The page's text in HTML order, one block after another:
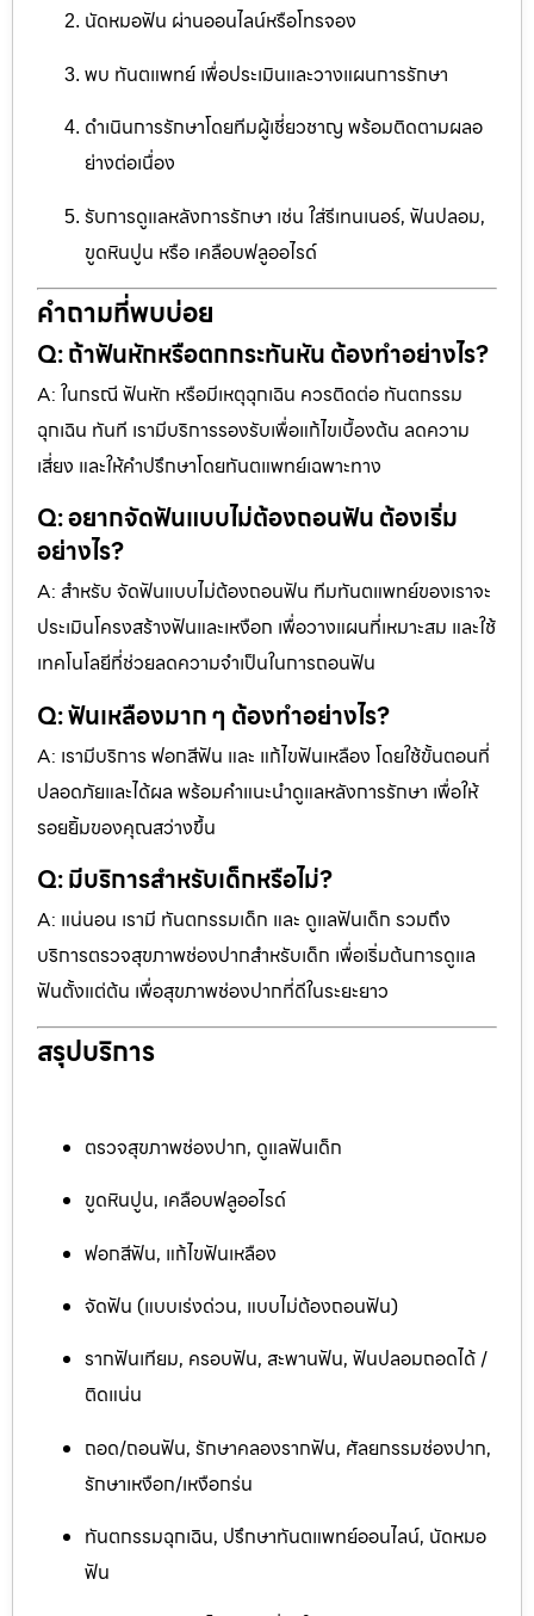
นัดหมอฟัน ผ่านออนไลน์หรือโทรจอง
พบ ทันตแพทย์ เพื่อประเมินและวางแผนการรักษา
ดำเนินการรักษาโดยทีมผู้เชี่ยวชาญ พร้อมติดตามผลอ
ย่างต่อเนื่อง
รับการดูแลหลังการรักษา เช่น ใส่รีเทนเนอร์, ฟันปลอม,
ขูดหินปูน หรือ เคลือบฟลูออไรด์
คำถามที่พบบ่อย
Q: ถ้าฟันหักหรือตกกระทันหัน ต้องทำอย่างไร?
A: ในกรณี ฟันหัก หรือมีเหตุฉุกเฉิน ควรติดต่อ ทันตกรรม
ฉุกเฉิน ทันที เรามีบริการรองรับเพื่อแก้ไขเบื้องต้น ลดความ
เสี่ยง และให้คำปรึกษาโดยทันตแพทย์เฉพาะทาง
Q: อยากจัดฟันแบบไม่ต้องถอนฟัน ต้องเริ่ม
อย่างไร?
A: สำหรับ จัดฟันแบบไม่ต้องถอนฟัน ทีมทันตแพทย์ของเราจะ
ประเมินโครงสร้างฟันและเหงือก เพื่อวางแผนที่เหมาะสม และใช้
เทคโนโลยีที่ช่วยลดความจำเป็นในการถอนฟัน
Q: ฟันเหลืองมาก ๆ ต้องทำอย่างไร?
A: เรามีบริการ ฟอกสีฟัน และ แก้ไขฟันเหลือง โดยใช้ขั้นตอนที่
ปลอดภัยและได้ผล พร้อมคำแนะนำดูแลหลังการรักษา เพื่อให้
รอยยิ้มของคุณสว่างขึ้น
Q: มีบริการสำหรับเด็กหรือไม่?
A: แน่นอน เรามี ทันตกรรมเด็ก และ ดูแลฟันเด็ก รวมถึง
บริการตรวจสุขภาพช่องปากสำหรับเด็ก เพื่อเริ่มต้นการดูแล
ฟันตั้งแต่ต้น เพื่อสุขภาพช่องปากที่ดีในระยะยาว
สรุปบริการ
ตรวจสุขภาพช่องปาก, ดูแลฟันเด็ก
ขูดหินปูน, เคลือบฟลูออไรด์
ฟอกสีฟัน, แก้ไขฟันเหลือง
จัดฟัน (แบบเร่งด่วน, แบบไม่ต้องถอนฟัน)
รากฟันเทียม, ครอบฟัน, สะพานฟัน, ฟันปลอมถอดได้ /
ติดแน่น
ถอด/ถอนฟัน, รักษาคลองรากฟัน, ศัลยกรรมช่องปาก,
รักษาเหงือก/เหงือกร่น
ทันตกรรมฉุกเฉิน, ปรึกษาทันตแพทย์ออนไลน์, นัดหมอ
ฟัน